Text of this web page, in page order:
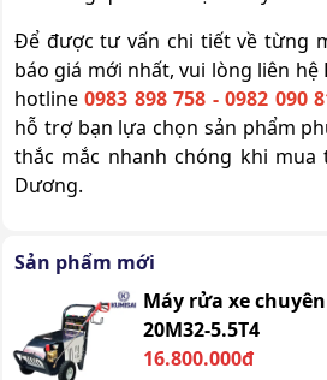
Để được tư vấn chi tiết về từng
báo giá mới nhất, vui lòng liên hệ
hotline0983 898 758 - 0982 090
hỗ trợ bạn lựa chọn sản phẩm
thắc mắc nhanh chóng khi
Dương.
Sản phẩm mới
Máy rửa xe
20M32-5.5T4
16.800.000đ